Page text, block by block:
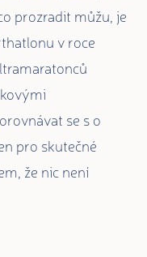
prozradit můžu, je
v roce
se s o
pro skutečné
že nic není